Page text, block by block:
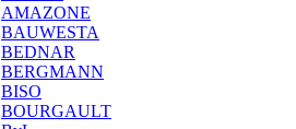
AMAZONE
BAUWESTA
BEDNAR
BERGMANN
BISO
BOURGAULT